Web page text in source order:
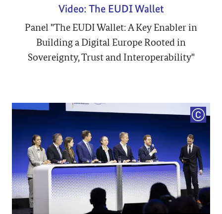
Video: The EUDI Wallet
Panel "The EUDI Wallet: A Key Enabler in
Building a Digital Europe Rooted in
Sovereignty, Trust and Interoperability"